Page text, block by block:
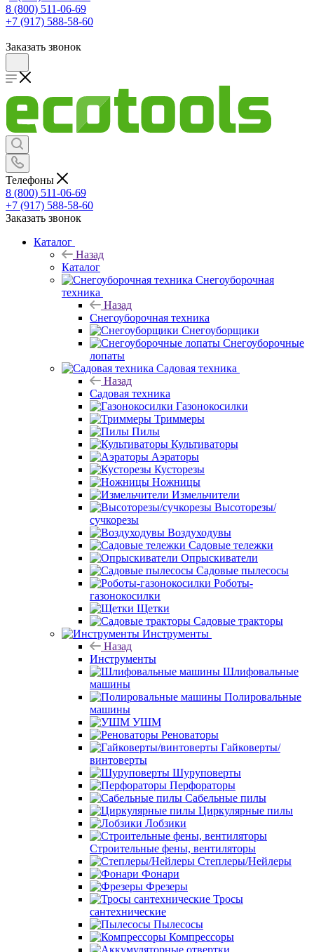
8 (800) 511-06-69
+7 (917) 588-58-60
Заказать звонок
Телефоны
8 (800) 511-06-69
+7 (917) 588-58-60
Заказать звонок
Каталог
Назад
Каталог
Снегоуборочная
техника
Назад
Снегоуборочная техника
Снегоуборщики
Снегоуборочные
лопаты
Садовая техника
Назад
Садовая техника
Газонокосилки
Триммеры
Пилы
Культиваторы
Аэраторы
Кусторезы
Ножницы
Измельчители
Высоторезы/
сучкорезы
Воздуходувы
Садовые тележки
Опрыскиватели
Садовые пылесосы
Роботы-
газонокосилки
Щетки
Садовые тракторы
Инструменты
Назад
Инструменты
Шлифовальные
машины
Полировальные
машины
УШМ
Реноваторы
Гайковерты/
винтоверты
Шуруповерты
Перфораторы
Сабельные пилы
Циркулярные пилы
Лобзики
Строительные фены, вентиляторы
Степлеры/Нейлеры
Фонари
Фрезеры
Тросы
сантехнические
Пылесосы
Компрессоры